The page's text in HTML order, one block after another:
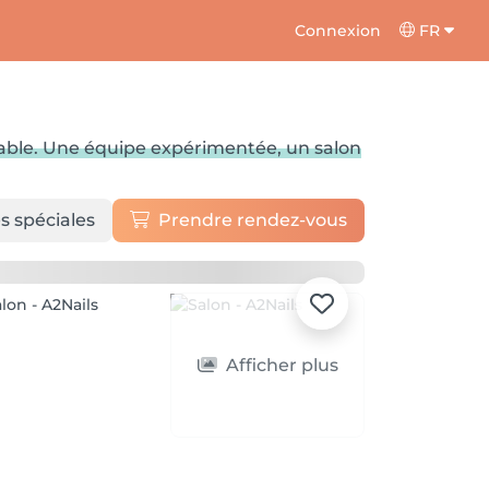
Connexion FR
Une équipe expérimentée, un salon
spéciales Prendre rendez-vous
Afficher plus